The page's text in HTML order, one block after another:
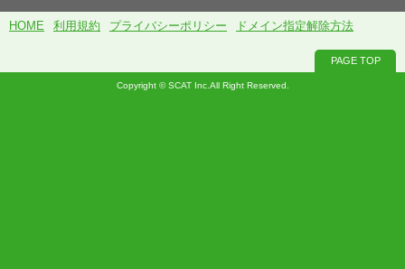
HOME 利用規約 プライバシーポリシー ドメイン指定解除方法
PAGE TOP
Copyright © SCAT Inc.All Right Reserved.